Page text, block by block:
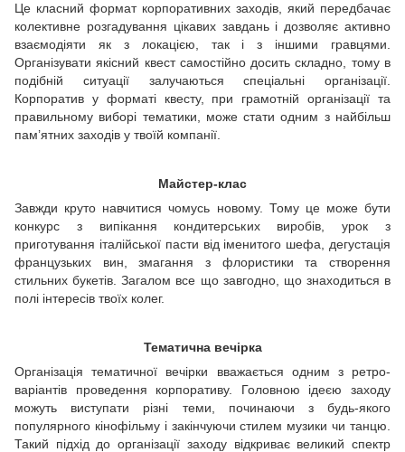
Це класний формат корпоративних заходів, який передбачає
колективне розгадування цікавих завдань і дозволяє активно
взаємодіяти як з локацією, так і з іншими гравцями.
Організувати якісний квест самостійно досить складно, тому в
подібній ситуації залучаються спеціальні організації.
Корпоратив у форматі квесту, при грамотній організації та
правильному виборі тематики, може стати одним з найбільш
пам’ятних заходів у твоїй компанії.
Майстер-клас
Завжди круто навчитися чомусь новому. Тому це може бути
конкурс з випікання кондитерських виробів, урок з
приготування італійської пасти від іменитого шефа, дегустація
французьких вин, змагання з флористики та створення
стильних букетів. Загалом все що завгодно, що знаходиться в
полі інтересів твоїх колег.
Тематична вечірка
Організація тематичної вечірки вважається одним з ретро-
варіантів проведення корпоративу. Головною ідеєю заходу
можуть виступати різні теми, починаючи з будь-якого
популярного кінофільму і закінчуючи стилем музики чи танцю.
Такий підхід до організації заходу відкриває великий спектр